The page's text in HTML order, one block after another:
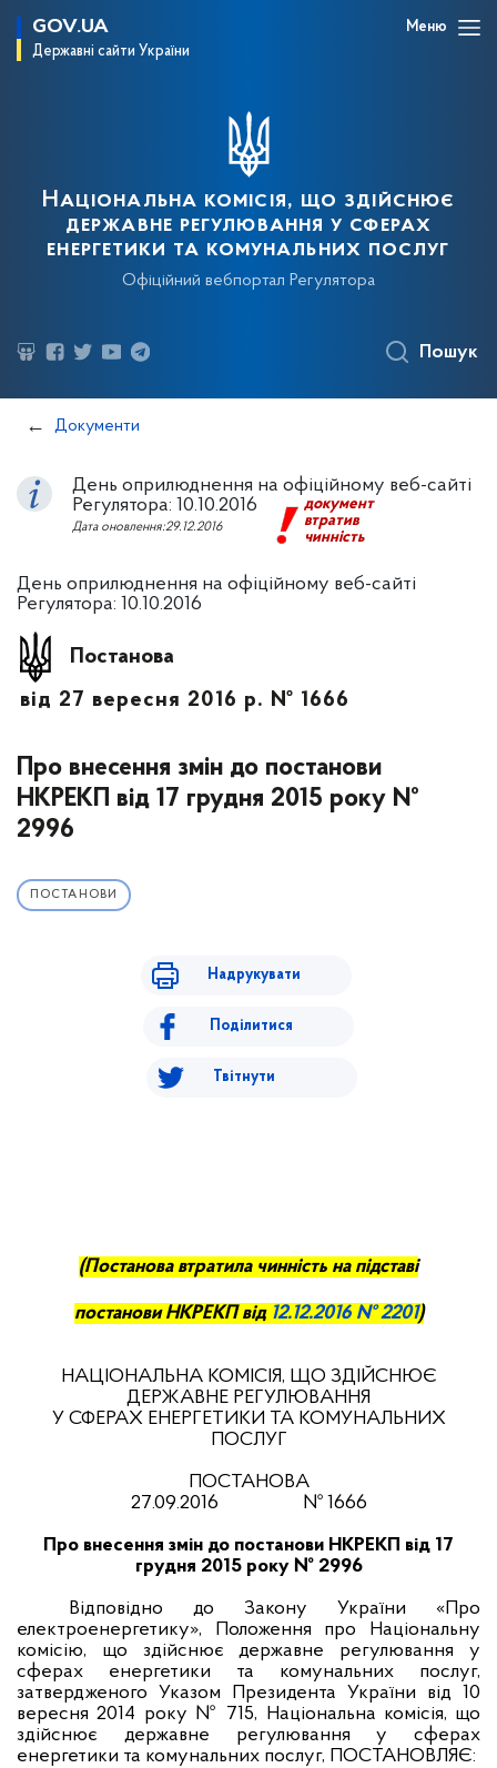
GOV.UA
Державні сайти України
Меню
Національна комісія, що здійснює
державне регулювання у сферах
енергетики та комунальних послуг
Офіційний вебпортал Регулятора
Пошук
Документи
День оприлюднення на офіційному веб-сайті
Регулятора: 10.10.2016
документ
втратив
чинність
Дата оновлення:29.12.2016
День оприлюднення на офіційному веб-сайті
Регулятора: 10.10.2016
Постанова
від 27 вересня 2016 р. № 1666
Про внесення змін до постанови
НКРЕКП від 17 грудня 2015 року №
2996
ПОСТАНОВИ
Надрукувати
Поділитися
Твітнути
(Постанова втратила чинність на підставі
постанови НКРЕКП від 12.12.2016 № 2201)
НАЦІОНАЛЬНА КОМІСІЯ, ЩО ЗДІЙСНЮЄ
ДЕРЖАВНЕ РЕГУЛЮВАННЯ
У СФЕРАХ ЕНЕРГЕТИКИ ТА КОМУНАЛЬНИХ
ПОСЛУГ
ПОСТАНОВА
27.09.2016 № 1666
Про внесення змін до постанови НКРЕКП від 17
грудня 2015 року № 2996
Відповідно до Закону України «Про
електроенергетику», Положення про Національну
комісію, що здійснює державне регулювання у
сферах енергетики та комунальних послуг,
затвердженого Указом Президента України від 10
вересня 2014 року № 715, Національна комісія, що
здійснює державне регулювання у сферах
енергетики та комунальних послуг, ПОСТАНОВЛЯЄ: